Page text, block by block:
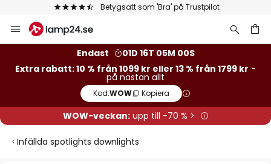
Betygsatt som 'Bra' på Trustpilot
Hoppa
till
Endast
01D 16T 05M 00S
Extra rabatt: 10 % från 1099 kr eller 13 % från 1799 kr -
på nästan allt
Kod:WOW Kopiera
WOW-veckan:upp till -70 % >
Infällda spotlights downlights